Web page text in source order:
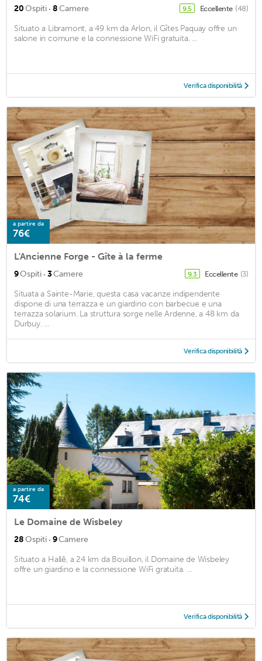
20Ospiti · 8Camere 9,5 Eccellente (48)
Situato a Libramont, a 49 km da Arlon, il Gîtes Paquay offre un
salone in comune e la connessione WiFi gratuita. ...
Verifica disponibilità
a partire da
76€
L'Ancienne Forge - Gîte à la ferme
9Ospiti · 3Camere 9,3 Eccellente (3)
Situata a Sainte-Marie, questa casa vacanze indipendente
dispone di una terrazza e un giardino con barbecue e una
terrazza solarium. La struttura sorge nelle Ardenne, a 48 km da
Durbuy. ...
Verifica disponibilità
a partire da
74€
Le Domaine de Wisbeley
28Ospiti · 9Camere
Situato a Hallê, a 24 km da Bouillon, il Domaine de Wisbeley
offre un giardino e la connessione WiFi gratuita. ...
Verifica disponibilità